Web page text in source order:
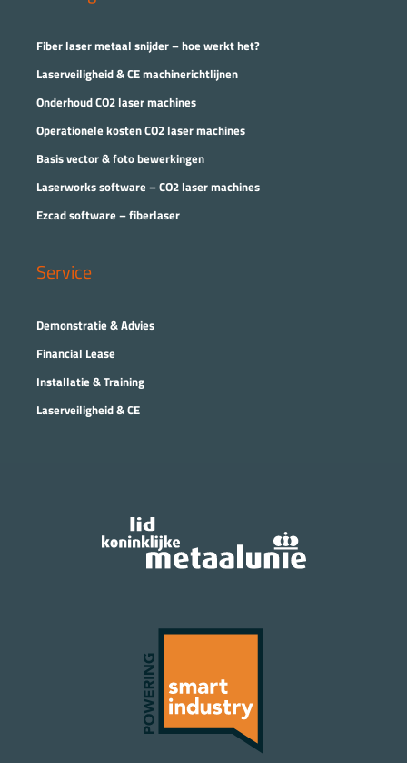
Fiber laser metaal snijder – hoe werkt het?
Laserveiligheid & CE machinerichtlijnen
Onderhoud CO2 laser machines
Operationele kosten CO2 laser machines
Basis vector & foto bewerkingen
Laserworks software – CO2 laser machines
Ezcad software – fiberlaser
Service
Demonstratie & Advies
Financial Lease
Installatie & Training
Laserveiligheid & CE